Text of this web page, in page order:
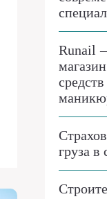
Runail
груза в